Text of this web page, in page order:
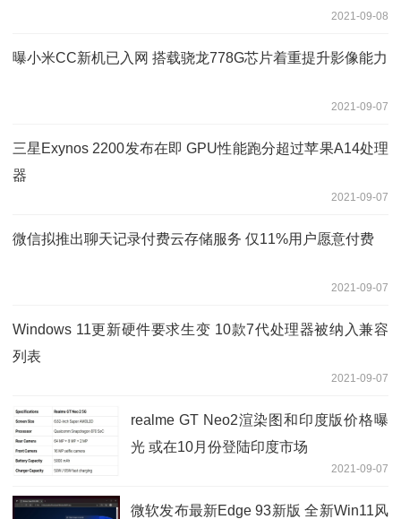
2021-09-08
曝小米CC新机已入网 搭载骁龙778G芯片着重提升影像能力
2021-09-07
三星Exynos 2200发布在即 GPU性能跑分超过苹果A14处理
器
2021-09-07
微信拟推出聊天记录付费云存储服务 仅11%用户愿意付费
2021-09-07
Windows 11更新硬件要求生变 10款7代处理器被纳入兼容
列表
2021-09-07
realme GT Neo2渲染图和印度版价格曝
光 或在10月份登陆印度市场
2021-09-07
微软发布最新Edge 93新版 全新Win11风